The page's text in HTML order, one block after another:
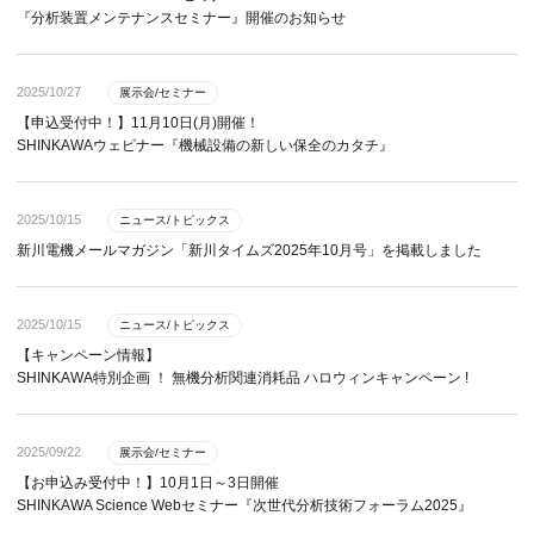
『分析装置メンテナンスセミナー』開催のお知らせ
2025/10/27 展示会/セミナー
【申込受付中！】11月10日(月)開催！
SHINKAWAウェビナー『機械設備の新しい保全のカタチ』
2025/10/15 ニュース/トピックス
新川電機メールマガジン「新川タイムズ2025年10月号」を掲載しました
2025/10/15 ニュース/トピックス
【キャンペーン情報】
SHINKAWA特別企画 ！ 無機分析関連消耗品 ハロウィンキャンペーン !
2025/09/22 展示会/セミナー
【お申込み受付中！】10月1日～3日開催
SHINKAWA Science Webセミナー『次世代分析技術フォーラム2025』